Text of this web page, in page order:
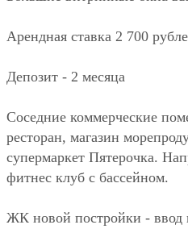
Арендная ставка 2 700
Депозит - 2 месяца
Соседние коммерческие
ресторан, магазин
супермаркет Пятерочка.
фитнес клуб с бассейном.
ЖК новой постройки - ввод